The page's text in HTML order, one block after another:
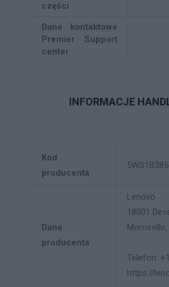
części
Dane kontaktowe
Premier Support
center
INFORMACJE
Kod
producenta
Dane
producenta
Lenovo
18001
Telefon:
https://